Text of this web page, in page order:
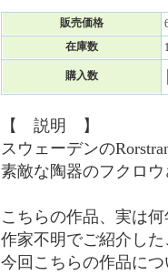
販売価格
在庫数
購入数
【 説明 】
スウェーデンの
素敵な陶器のフクロ
こちらの作品、実は
作家不明でご紹介し
今回こちらの作品に